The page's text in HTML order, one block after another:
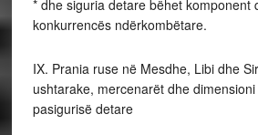
* dhe siguria detare bëhet komponent
konkurrencës ndërkombëtare.
IX. Prania ruse në Mesdhe, Libi dhe
ushtarake, mercenarët dhe
pasigurisë detare